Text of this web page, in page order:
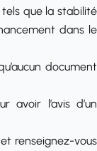
que la stabilité
dans le
document
avoir l’avis d’un
renseignez-vous